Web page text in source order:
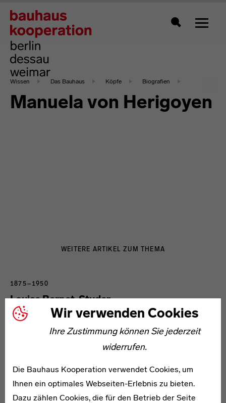
Wir verwenden Cookies
Ihre Zustimmung können Sie jederzeit
widerrufen.
Die Bauhaus Kooperation verwendet Cookies, um
Ihnen ein optimales Webseiten-Erlebnis zu bieten.
Dazu zählen Cookies, die für den Betrieb der Seite
Zeigt
Wissen Das Bauhaus Köpfe Biografien
Manuela von Herigoyen
WEITERE ARTIKEL ZUM THEMA
Louise Bernet-Studer
1875–1950
Bernhard Bernson
1888–1963